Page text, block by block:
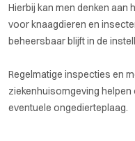
Hierbij kan men denken aan
voor knaagdieren en
beheersbaar blijft in de
Regelmatige inspecties en
ziekenhuisomgeving helpen
eventuele ongedierteplaag.